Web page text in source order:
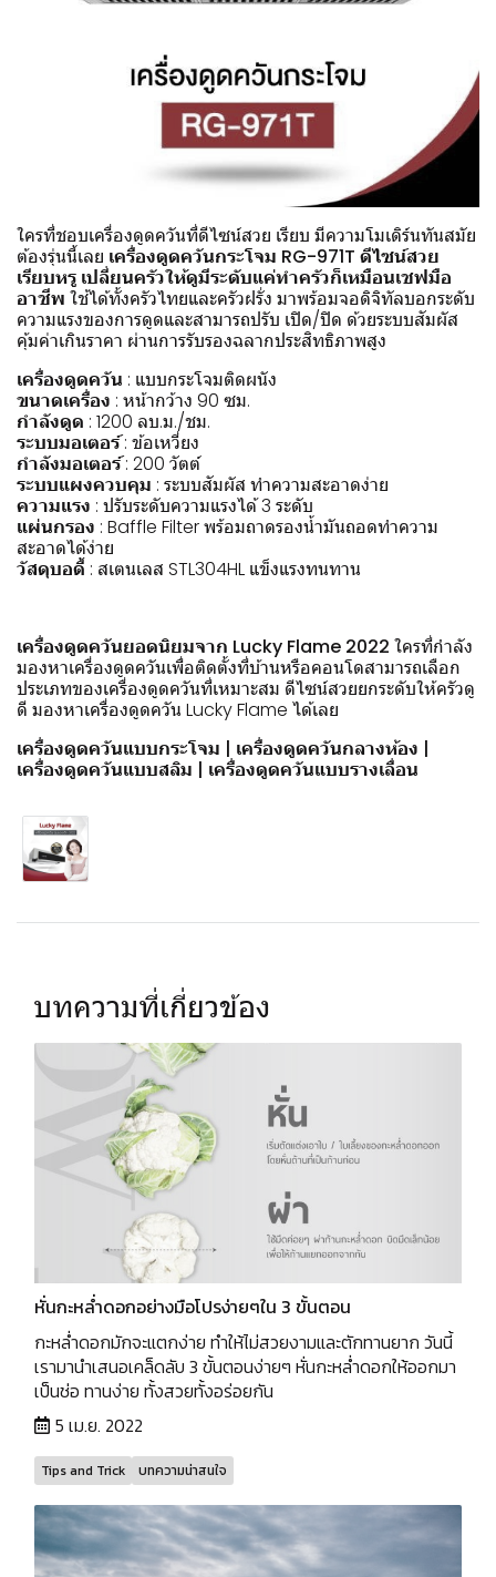
ใครที่ชอบเครื่องดูดควันที่ดีไซน์สวย เรียบ มีความโมเดิร์นทันสมัย
ต้องรุ่นนี้เลย เครื่องดูดควันกระโจม RG-971T ดีไซน์สวย
เรียบหรู เปลี่ยนครัวให้ดูมีระดับแค่ทำครัวก็เหมือนเชฟมือ
อาชีพ ใช้ได้ทั้งครัวไทยและครัวฝรั่ง มาพร้อมจอดิจิทัลบอกระดับ
ความแรงของการดูดและสามารถปรับ เปิด/ปิด ด้วยระบบสัมผัส
คุ้มค่าเกินราคา ผ่านการรับรองฉลากประสิทธิภาพสูง
เครื่องดูดควัน : แบบกระโจมติดผนัง
ขนาดเครื่อง : หน้ากว้าง 90 ซม.
กำลังดูด : 1200 ลบ.ม./ชม.
ระบบมอเตอร์: ข้อเหวี่ยง
กำลังมอเตอร์: 200 วัตต์
ระบบแผงควบคุม : ระบบสัมผัส ทำความสะอาดง่าย
ความแรง : ปรับระดับความแรงได้ 3 ระดับ
แผ่นกรอง : Baffle Filter พร้อมถาดรองน้ำมันถอดทำความ
สะอาดได้ง่าย
วัสดุบอดี้ : สเตนเลส STL304HL แข็งแรงทนทาน
เครื่องดูดควันยอดนิยมจาก Lucky Flame 2022 ใครที่กำลัง
มองหาเครื่องดูดควันเพื่อติดตั้งที่บ้านหรือคอนโดสามารถเลือก
ประเภทของเครื่องดูดควันที่เหมาะสม ดีไซน์สวยยกระดับให้ครัวดู
ดี มองหาเครื่องดูดควัน Lucky Flame ได้เลย
เครื่องดูดควันแบบกระโจม | เครื่องดูดควันกลางห้อง |
เครื่องดูดควันแบบสลิม | เครื่องดูดควันแบบรางเลื่อน
บทความที่เกี่ยวข้อง
หั่นกะหล่ำดอกอย่างมือโปรง่ายๆใน 3 ขั้นตอน
กะหล่ำดอกมักจะแตกง่าย ทำให้ไม่สวยงามและตักทานยาก วันนี้
เรามานำเสนอเคล็ดลับ 3 ขั้นตอนง่ายๆ หั่นกะหล่ำดอกให้ออกมา
เป็นช่อ ทานง่าย ทั้งสวยทั้งอร่อยกัน
5 เม.ย. 2022
Tips and Trick บทความน่าสนใจ